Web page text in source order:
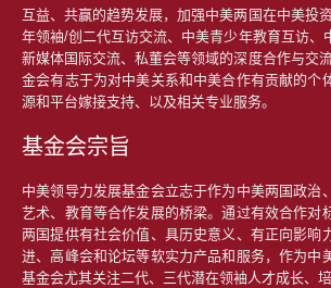
互益、共赢的趋势发展，加强中美两国在中美投
年领袖/创二代互访交流、中美青少年教育互访、
新媒体国际交流、私董会等领域的深度合作与交
金会有志于为对中美关系和中美合作有贡献的个
源和平台嫁接支持、以及相关专业服务。
基金会宗旨
中美领导力发展基金会立志于作为中美两国政治
艺术、教育等合作发展的桥梁。通过有效合作对
两国提供有社会价值、具历史意义、有正向影响
进、高峰会和论坛等软实力产品和服务，作为中
基金会尤其关注二代、三代潜在领袖人才成长、培